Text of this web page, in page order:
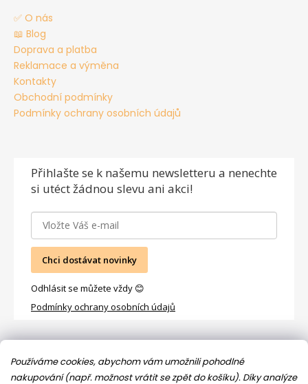
Používáme cookies, abychom vám umožnili pohodlné
nakupování (např. možnost vrátit se zpět do košíku). Díky analýze
✅ O nás
📖 Blog
Doprava a platba
Reklamace a výměna
Kontakty
Obchodní podmínky
Podmínky ochrany osobních údajů
Přihlašte se k našemu newsletteru a nenechte
si utéct žádnou slevu ani akci!
Chci dostávat novinky
Odhlásit se můžete vždy 😊
Podmínky ochrany osobních údajů
Facebook